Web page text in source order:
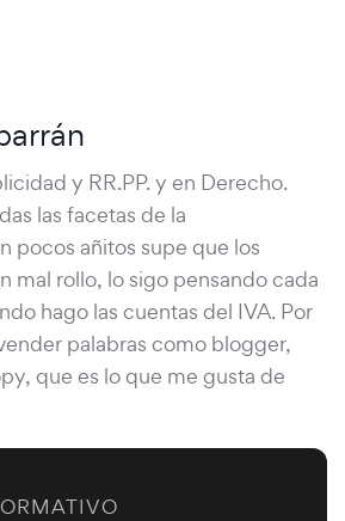
y RR.PP. y en Derecho.
las facetas de la
pocos añitos supe que los
mal rollo, lo sigo pensando cada
hago las cuentas del IVA. Por
palabras como blogger,
que es lo que me gusta de